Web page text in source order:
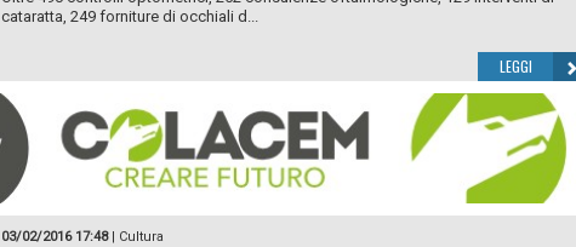
cataratta, 249 forniture di occhiali d...
LEGGI
03/02/2016 17:48| Cultura